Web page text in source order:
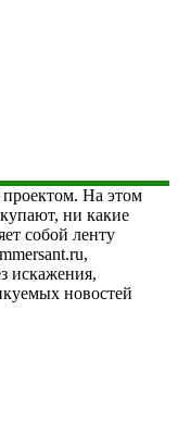
На этом
ни какие
собой ленту
искажения,
новостей